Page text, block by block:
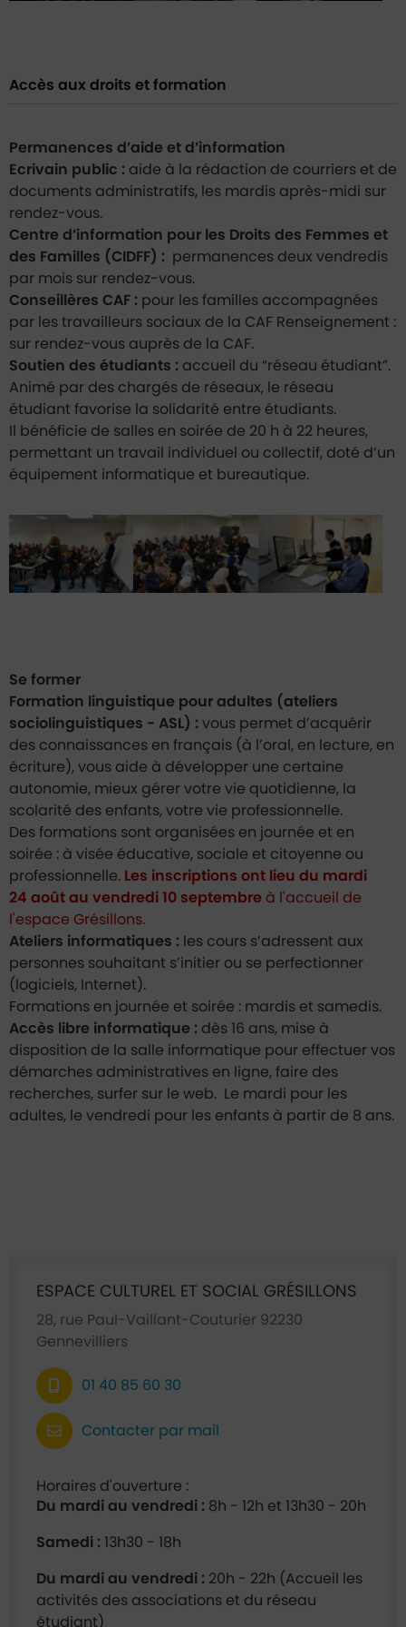
Accès aux droits et formation
Permanences d’aide et d’information
Ecrivain public : aide à la rédaction de courriers et de
documents administratifs, les mardis après-midi sur
rendez-vous.
Centre d’information pour les Droits des Femmes et
des Familles (CIDFF) :
permanences deux vendredis
par mois sur rendez-vous.
Conseillères CAF : pour les familles accompagnées
par les travailleurs sociaux de la CAF Renseignement :
sur rendez-vous auprès de la CAF.
Soutien des étudiants : accueil du “réseau étudiant”.
Animé par des chargés de réseaux, le réseau
étudiant favorise la solidarité entre étudiants.
Il bénéficie de salles en soirée de 20 h à 22 heures,
permettant un travail individuel ou collectif, doté d’un
équipement informatique et bureautique.
Se former
Formation linguistique pour adultes (ateliers
sociolinguistiques - ASL) : vous permet d’acquérir
des connaissances en français (à l’oral, en lecture, en
écriture), vous aide à développer une certaine
autonomie, mieux gérer votre vie quotidienne, la
scolarité des enfants, votre vie professionnelle.
Des formations sont organisées en journée et en
soirée : à visée éducative, sociale et citoyenne ou
professionnelle. Les inscriptions ont lieu du mardi
24 août au vendredi 10 septembre à l'accueil de
l'espace Grésillons.
Ateliers informatiques : les cours s’adressent aux
personnes souhaitant s’initier ou se perfectionner
(logiciels, Internet).
Formations en journée et soirée : mardis et samedis.
Accès libre informatique : dès 16 ans, mise à
disposition de la salle informatique pour effectuer vos
démarches administratives en ligne, faire des
recherches, surfer sur le web. Le mardi pour les
adultes, le vendredi pour les enfants à partir de 8 ans.
ESPACE CULTUREL ET SOCIAL GRÉSILLONS
28, rue Paul-Vaillant-Couturier 92230
Gennevilliers
01 40 85 60 30
Contacter par mail
Horaires d'ouverture :
Du mardi au vendredi : 8h - 12h et 13h30 - 20h
Samedi : 13h30 - 18h
Du mardi au vendredi : 20h - 22h (Accueil les
activités des associations et du réseau
étudiant)